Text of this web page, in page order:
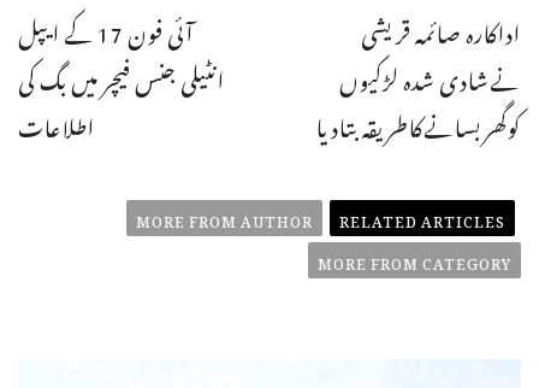
آئی فون 17 کے ایپل
انٹیلی جنس فیچر میں بگ کی
اطلاعات
اداکارہ صائمہ قریشی
نےشادی شدہ لڑکیوں
کوگھربسانےکاطریقہ بتادیا
RELATED ARTICLES
MORE FROM AUTHOR
MORE FROM CATEGORY